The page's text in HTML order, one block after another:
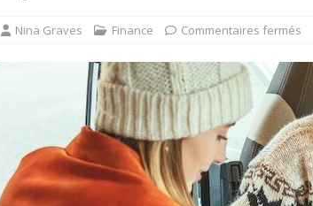
Nina Graves Finance Commentaires fermés